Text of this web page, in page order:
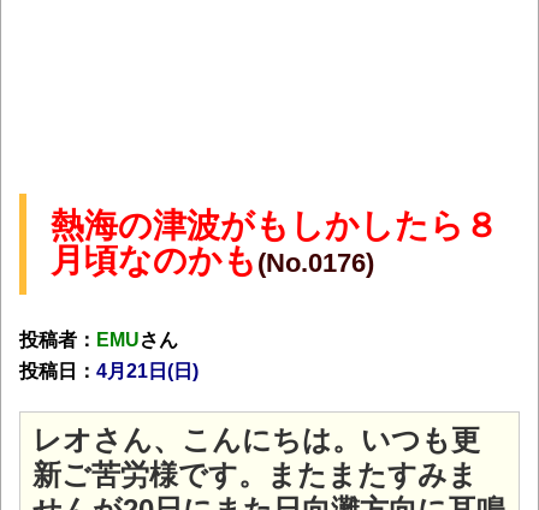
熱海の津波がもしかしたら８
月頃なのかも (No.0176)
投稿者： EMUさん
投稿日： 4月21日(日)
レオさん、こんにちは。いつも更
新ご苦労様です。またまたすみま